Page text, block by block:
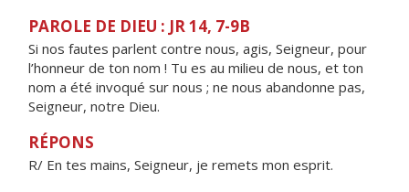
PAROLE DE DIEU : JR 14, 7-9B
Si nos fautes parlent contre nous, agis, Seigneur, pour
l’honneur de ton nom ! Tu es au milieu de nous, et ton
nom a été invoqué sur nous ; ne nous abandonne pas,
Seigneur, notre Dieu.
RÉPONS
R/ En tes mains, Seigneur, je remets mon esprit.